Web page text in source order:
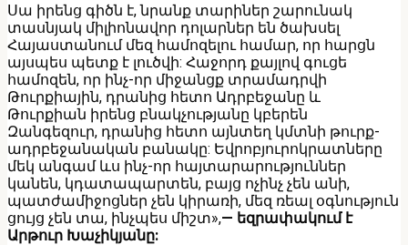
Սա իրենց գիծն է, նրանք տարիներ շարունակ
տասնյակ միլիոնավոր դոլարներ են ծախսել
Հայաստանում մեզ համոզելու համար, որ հարցն
այսպես պետք է լուծվի: Հաջորդ քայլով գուցե
համոզեն, որ ինչ-որ միջանցք տրամադրվի
Թուրքիային, դրանից հետո Ադրբեջանը և
Թուրքիան իրենց բնակչությանը կբերեն
Զանգեզուր, դրանից հետո այնտեղ կմտնի թուրք-
ադրբեջանական բանակը: Եվրոբյուրոկրատները
մեկ անգամ ևս ինչ-որ հայտարարություններ
կանեն, կդատապարտեն, բայց ոչինչ չեն անի,
պատժամիջոցներ չեն կիրառի, մեզ ռեալ օգնություն
ցույց չեն տա, ինչպես միշտ»,— եզրափակում է
Արթուր Խաչիկյանը: